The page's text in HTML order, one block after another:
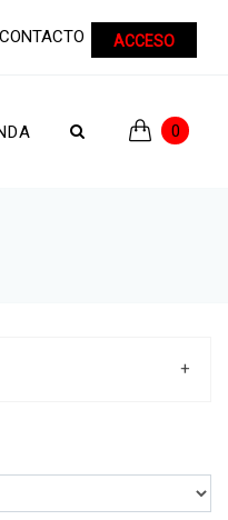
CONTACTO ACCESO
0
+